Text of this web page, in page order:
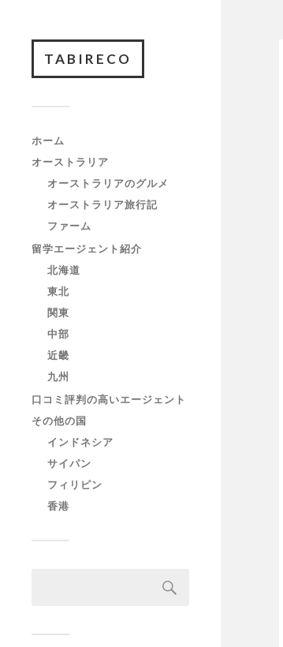
TABIRECO
ホーム
オーストラリア
オーストラリアのグルメ
オーストラリア旅行記
ファーム
留学エージェント紹介
北海道
東北
関東
中部
近畿
九州
口コミ評判の高いエージェント
その他の国
インドネシア
サイパン
フィリピン
香港